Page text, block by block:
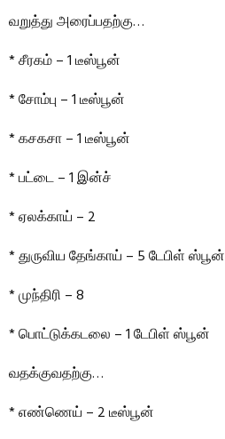
வறுத்து அரைப்பதற்கு…
* சீரகம் – 1 டீஸ்பூன்
* சோம்பு – 1 டீஸ்பூன்
* கசகசா – 1 டீஸ்பூன்
* பட்டை – 1 இன்ச்
* ஏலக்காய் – 2
* துருவிய தேங்காய் – 5 டேபிள் ஸ்பூன்
* முந்திரி – 8
* பொட்டுக்கடலை – 1 டேபிள் ஸ்பூன்
வதக்குவதற்கு…
* எண்ணெய் – 2 டீஸ்பூன்